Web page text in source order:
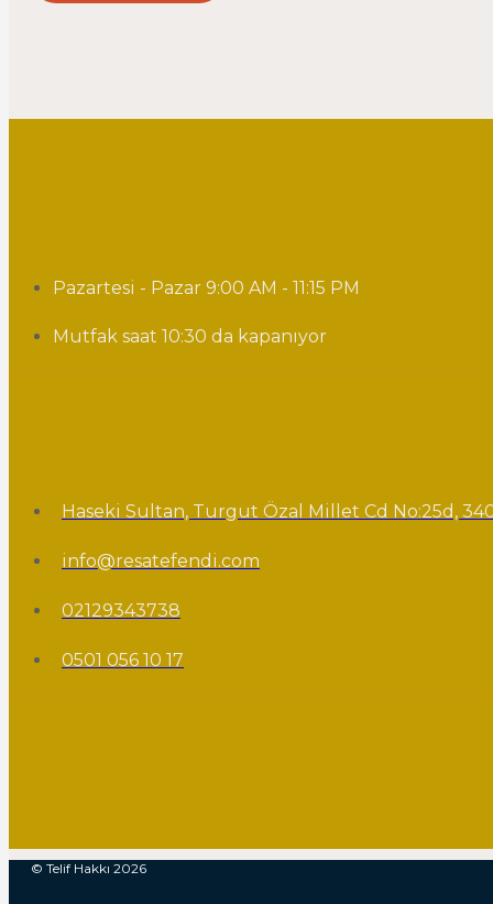
Pazartesi - Pazar 9:00 AM - 11:15 PM
Mutfak saat 10:30 da kapanıyor
Haseki Sultan, Turgut Özal Millet Cd No:25d,
info@resatefendi.com
02129343738
0501 056 10 17
© Telif Hakkı 2026